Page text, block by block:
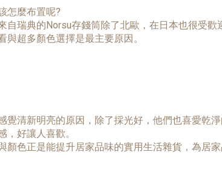
怎麼布置呢?
自瑞典的Norsu存錢筒除了北歐，在日本也很受歡
超多顏色選擇是最主要原因。
覺清新明亮的原因，除了採光好，他們也喜愛乾
，好讓人喜歡。
顏色正是能提升居家品味的實用生活雜貨，為居家